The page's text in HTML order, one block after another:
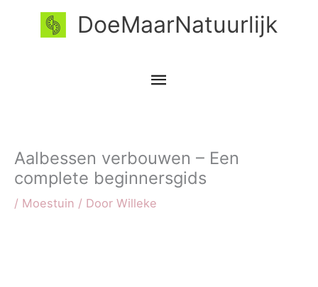
DoeMaarNatuurlijk
Hoofdmenu
Aalbessen verbouwen – Een
complete beginnersgids
/ Moestuin / Door Willeke